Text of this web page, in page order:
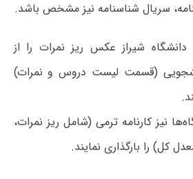
سریال شناسنامه نیز مشخص باشد.
دانشگاه شیراز عکس ریز نمرات را از
(قسمت لیست دروس و نمرات)
نیز کارنامه ترمی (شامل ریز نمرات،
کل) را بارگذاری نمایند.